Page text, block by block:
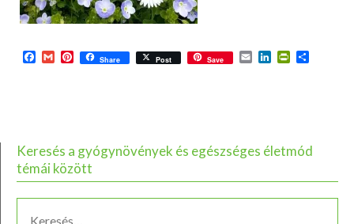
Facebook
GmailPinterest
Share Post Save EmailLinkedIn
Keresés a gyógynövények és egészséges életmód
témái között